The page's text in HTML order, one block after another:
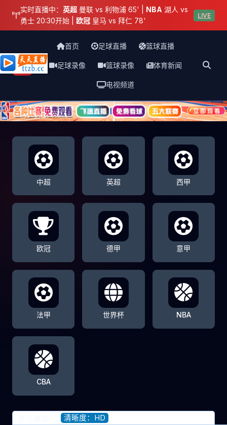
实时直播中： 英超 曼联 vs 利物浦 65' | NBA 湖人 vs
勇士 20:30开始 | 欧冠 皇马 vs 拜仁 78'
LIVE
天天直播网
首页 足球直播 篮球直播
足球录像 篮球录像 体育新闻
电视频道
中超 英超 西甲
欧冠 德甲 意甲
法甲 世界杯 NBA
CBA
清晰度：HD